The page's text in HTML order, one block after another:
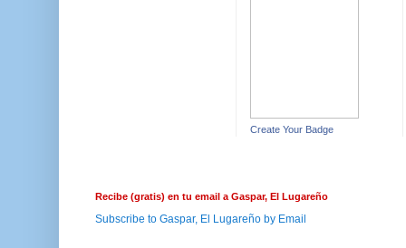
Create Your Badge
Recibe (gratis) en tu email a Gaspar, El Lugareño
Subscribe to Gaspar, El Lugareño by Email